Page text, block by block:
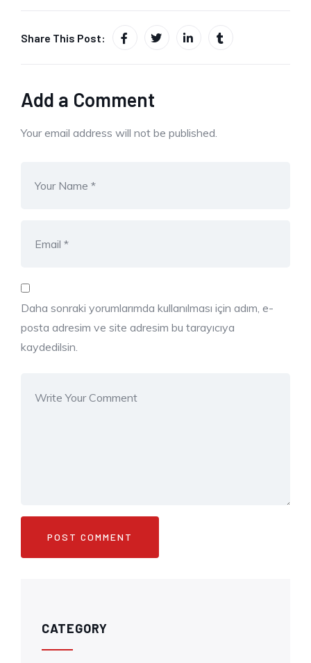
Share This Post:
Add a Comment
Your email address will not be published.
Daha sonraki yorumlarımda kullanılması için adım, e-
posta adresim ve site adresim bu tarayıcıya
kaydedilsin.
CATEGORY